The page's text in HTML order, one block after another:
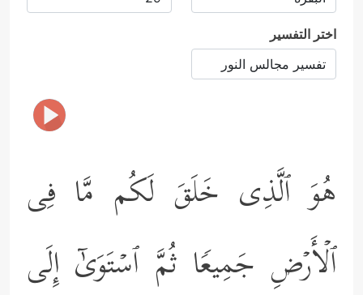
اختر التفسير
هُوَ ٱلَّذِی خَلَقَ لَكُم مَّا فِی
ٱلۡأَرۡضِ جَمِیعࣰا ثُمَّ ٱسۡتَوَىٰۤ إِلَى